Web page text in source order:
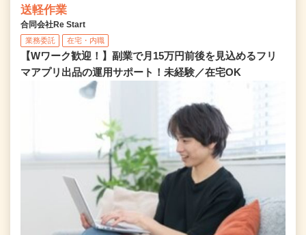
送軽作業
合同会社Re Start
業務委託 在宅・内職
【Wワーク歓迎！】副業で月15万円前後を見込めるフリ
マアプリ出品の運用サポート！未経験／在宅OK